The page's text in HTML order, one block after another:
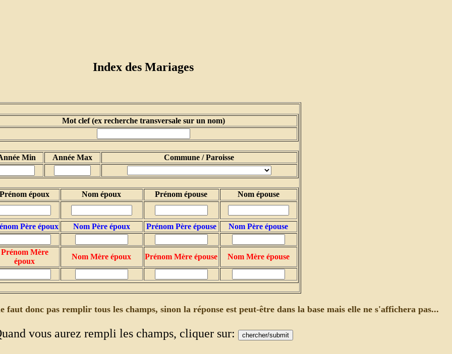
Index des Mariages
Mot clef (ex recherche transversale sur un nom)
Min Année Max Commune / Paroisse
Prénom époux Nom époux Prénom épouse Nom épouse
Père époux Nom Père époux Prénom Père épouse Nom Père épouse
Prénom Mère
époux
Nom Mère époux Prénom Mère épouse Nom Mère épouse
faut donc pas remplir tous les champs, sinon la réponse est peut-être dans la base mais elle ne s'affichera pas...
vous aurez rempli les champs, cliquer sur: